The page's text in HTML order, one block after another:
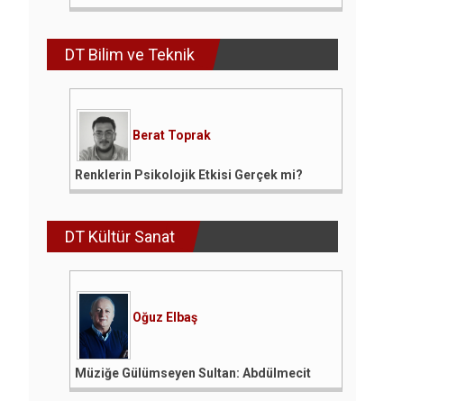
DT Bilim ve Teknik
Berat Toprak
Renklerin Psikolojik Etkisi Gerçek mi?
DT Kültür Sanat
Oğuz Elbaş
Müziğe Gülümseyen Sultan: Abdülmecit